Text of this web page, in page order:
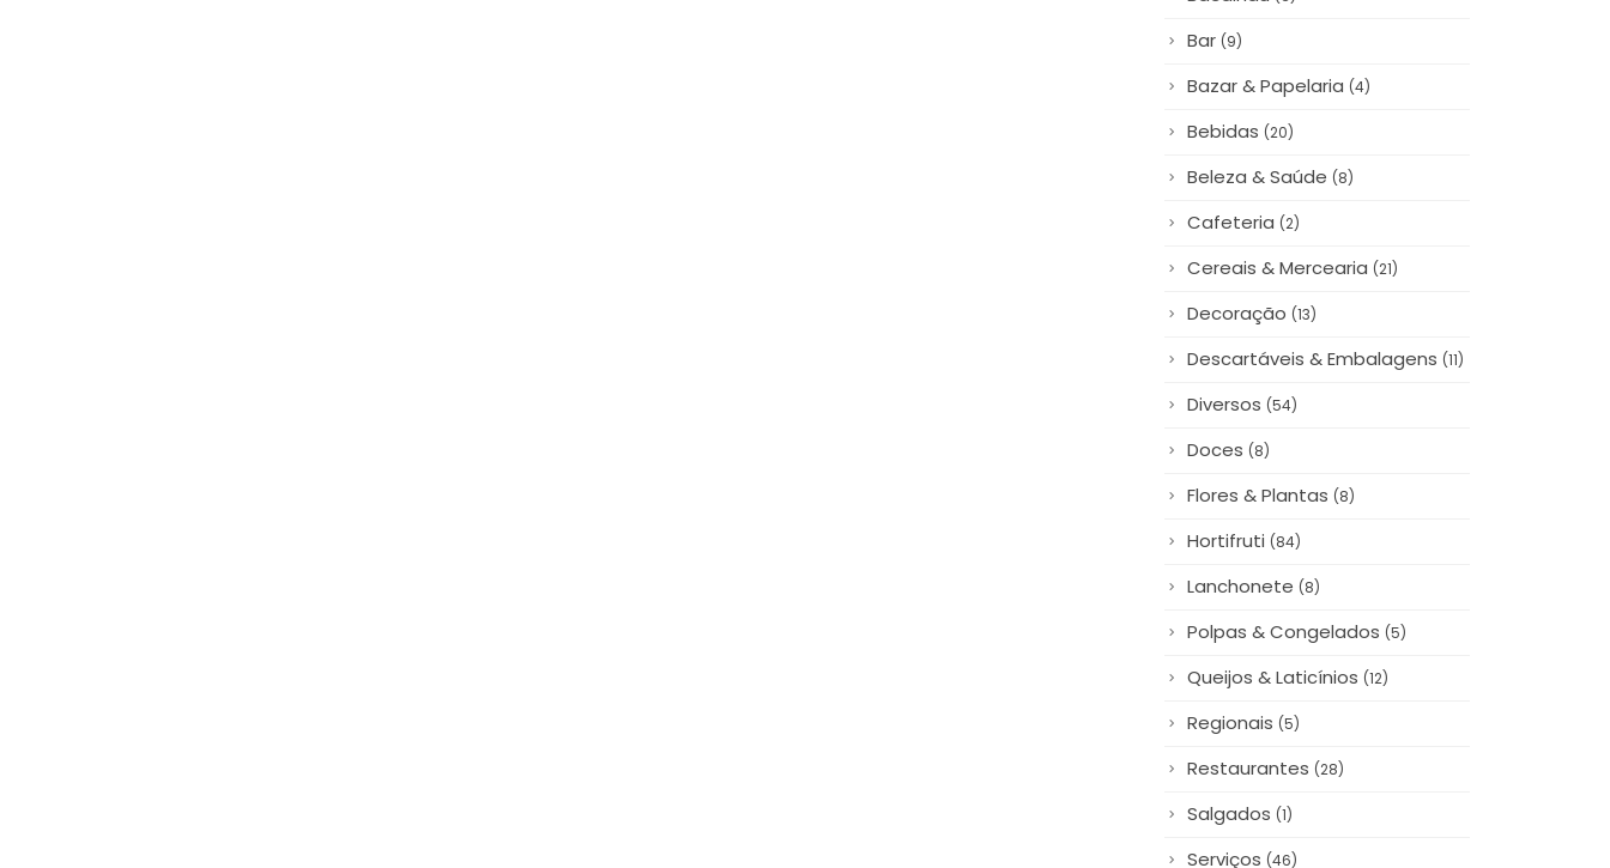
Bar (9)
Bazar & Papelaria (4)
Bebidas (20)
Beleza & Saúde (8)
Cafeteria (2)
Cereais & Mercearia (21)
Decoração (13)
Descartáveis & Embalagens (11)
Diversos (54)
Doces (8)
Flores & Plantas (8)
Hortifruti (84)
Lanchonete (8)
Polpas & Congelados (5)
Queijos & Laticínios (12)
Regionais (5)
Restaurantes (28)
Salgados (1)
Serviços (46)